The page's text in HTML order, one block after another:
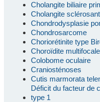
Cholangite biliaire
Cholangite
Chondrodysplasie
Chondrosarcome
Choriorétinite type
Choroïdite multifocale
Colobome oculaire
Craniosténoses
Cutis marmorata
Déficit du facteur de
type 1